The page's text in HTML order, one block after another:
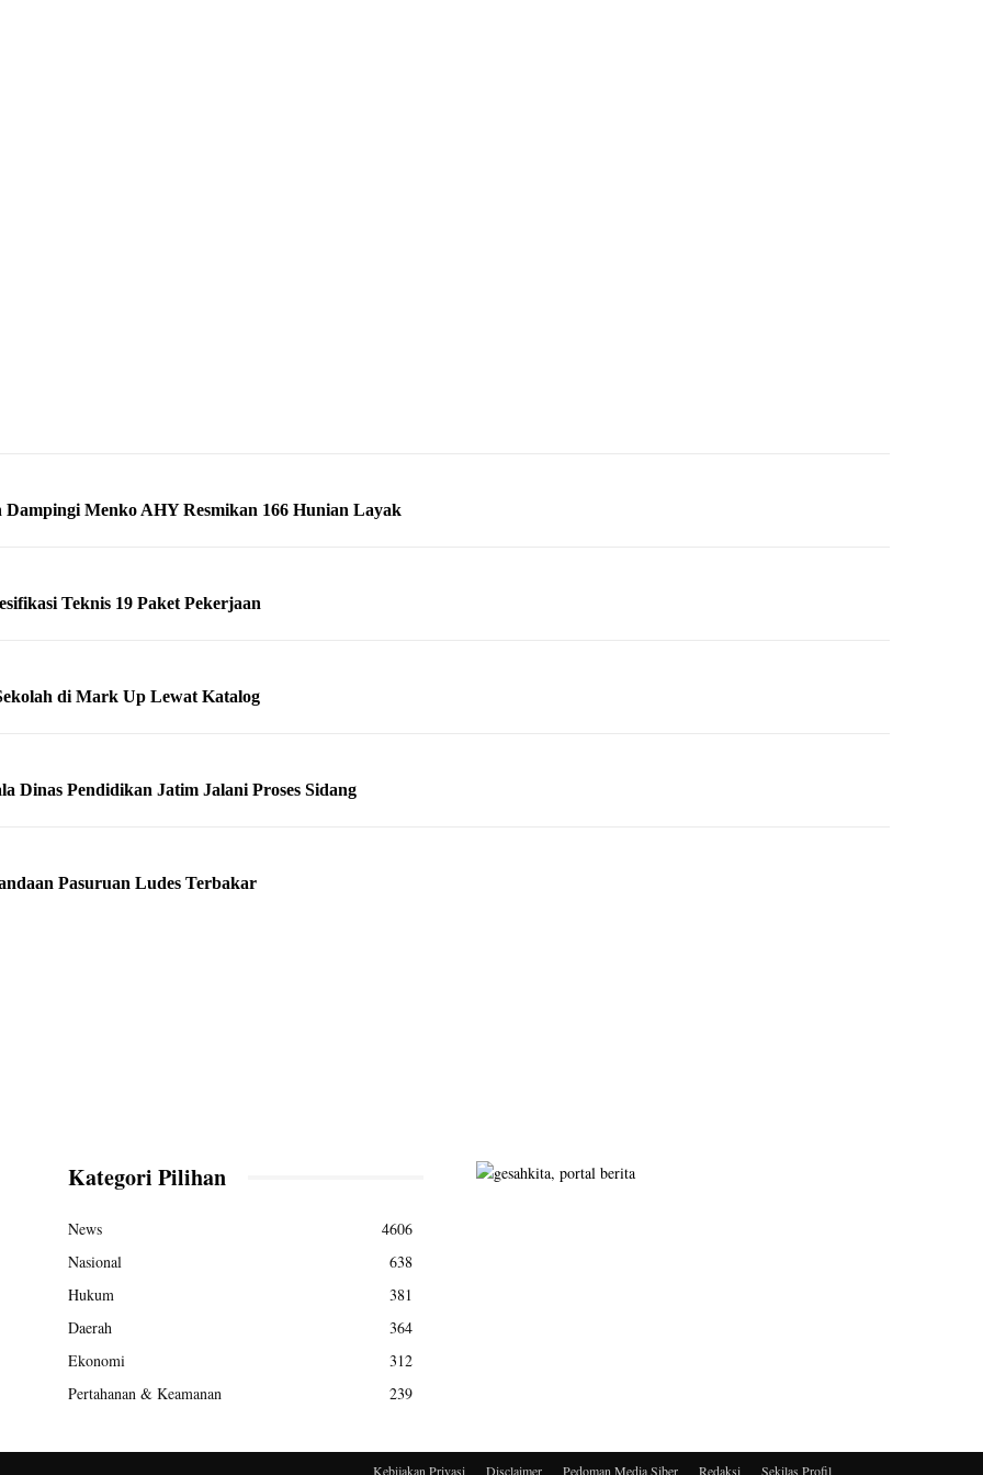
Menko AHY Resmikan 166 Hunian Layak
Teknis 19 Paket Pekerjaan
di Mark Up Lewat Katalog
Dinas Pendidikan Jatim Jalani Proses Sidang
Pasuruan Ludes Terbakar
Kategori Pilihan
News
4606
Nasional
638
Hukum
381
Daerah
364
Ekonomi
312
Pertahanan & Keamanan
239
Kebijakan Privasi Disclaimer Pedoman Media Siber Redaksi Sekilas Profil